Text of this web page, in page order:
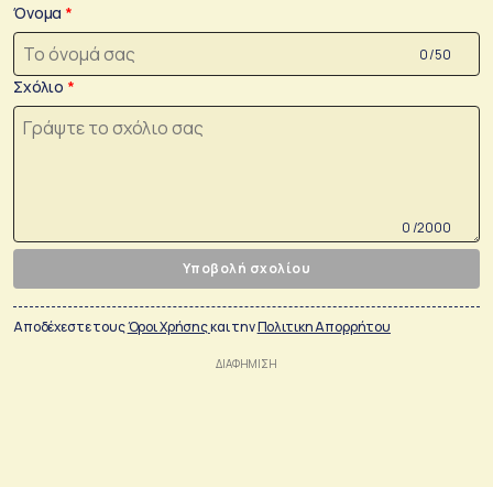
Όνομα
0 /50
Σχόλιο
0 /2000
Υποβολή σχολίου
Αποδέχεστε τουςΌροι Χρήσηςκαι τηνΠολιτικη Απορρήτου